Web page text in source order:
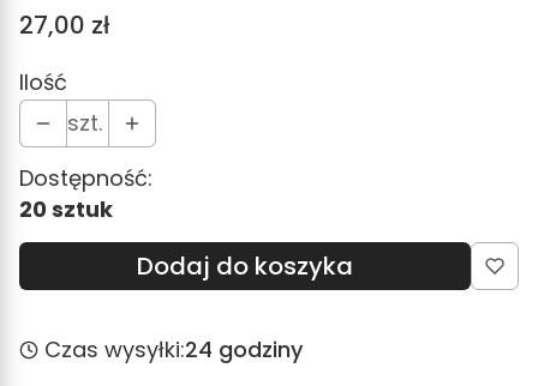
Cena
27,00 zł
Ilość
szt.
Dostępność:
20 sztuk
Dodaj do koszyka
Czas wysyłki:24 godziny